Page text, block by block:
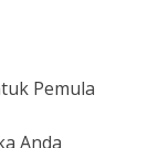
Pemula
Anda